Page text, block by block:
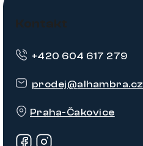
Kontakt
prodej@alhambra.cz
Praha-Čakovice
+420 604 617 279